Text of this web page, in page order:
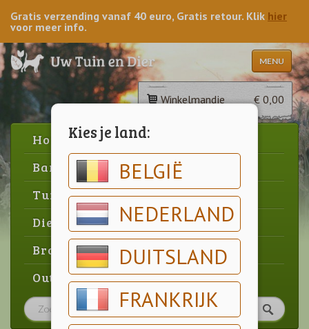
Kies je land:
BELGIË
NEDERLAND
DUITSLAND
FRANKRIJK
Gratis verzending vanaf 40 euro, Gratis retour. Klik hier
voor meer info.
MENU
Winkelmandje € 0,00
Home
Barbecue
Tuin
Dier
Brood & gebak
Outlet